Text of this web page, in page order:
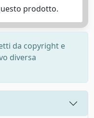
prodotto.
da copyright e
diversa